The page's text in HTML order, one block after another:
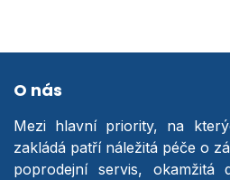
O nás
Mezi hlavní priority, na
zakládá patří náležitá péče o
poprodejní servis, okamžitá